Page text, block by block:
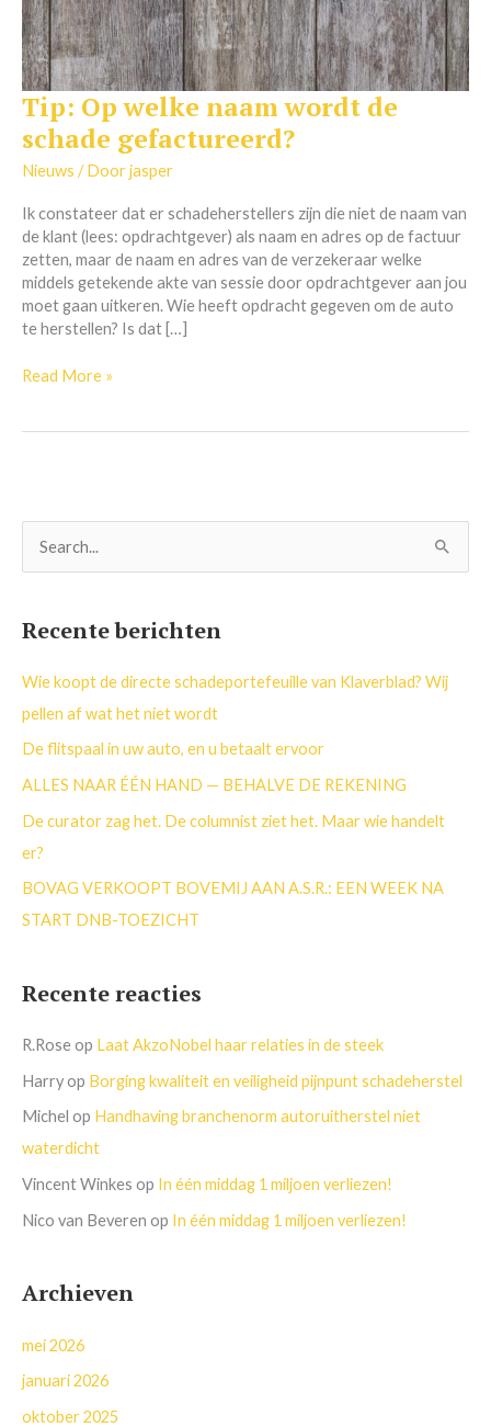
Tip: Op welke naam wordt de
schade gefactureerd?
Nieuws / Doorjasper
Ik constateer dat er schadeherstellers zijn die niet de naam van
de klant (lees: opdrachtgever) als naam en adres op de factuur
zetten, maar de naam en adres van de verzekeraar welke
middels getekende akte van sessie door opdrachtgever aan jou
moet gaan uitkeren. Wie heeft opdracht gegeven om de auto
te herstellen? Is dat […]
Tip:
welke
naam
de
schade
gefactureerd?
Read More »
n
a
a
r
Recente berichten
Wie koopt de directe schadeportefeuille van Klaverblad? Wij
pellen af wat het niet wordt
De flitspaal in uw auto, en u betaalt ervoor
ALLES NAAR ÉÉN HAND — BEHALVE DE REKENING
De curator zag het. De columnist ziet het. Maar wie handelt
er?
BOVAG VERKOOPT BOVEMIJ AAN A.S.R.: EEN WEEK NA
START DNB-TOEZICHT
Recente reacties
R.Roseop Laat AkzoNobel haar relaties in de steek
Harryop Borging kwaliteit en veiligheid pijnpunt schadeherstel
Michel op Handhaving branchenorm autoruitherstel niet
waterdicht
Vincent Winkes op In één middag 1 miljoen verliezen!
Nico van Beveren op In één middag 1 miljoen verliezen!
Archieven
mei 2026
januari 2026
oktober 2025